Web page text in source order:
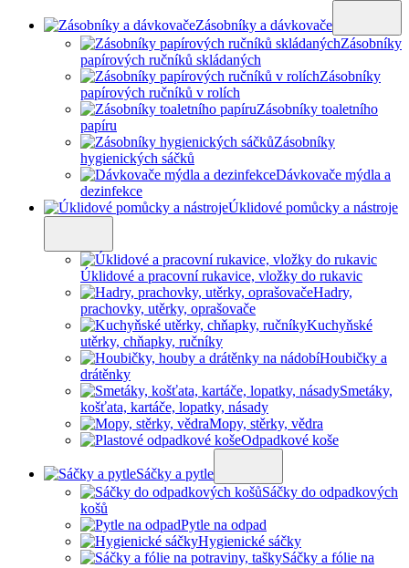
Zásobníky a dávkovače
Zásobníky
papírových ručníků skládaných
Zásobníky
papírových ručníků v rolích
Zásobníky toaletního
papíru
Zásobníky
hygienických sáčků
Dávkovače mýdla a
dezinfekce
Úklidové pomůcky a nástroje
Úklidové a pracovní rukavice, vložky do rukavic
Hadry,
prachovky, utěrky, oprašovače
Kuchyňské
utěrky, chňapky, ručníky
Houbičky a
drátěnky
Smetáky,
košťata, kartáče, lopatky, násady
Mopy, stěrky, vědra
Odpadkové koše
Sáčky a pytle
Sáčky do odpadkových
košů
Pytle na odpad
Hygienické sáčky
Sáčky a fólie na